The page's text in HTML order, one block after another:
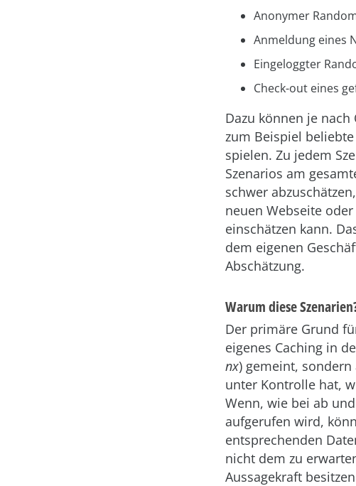
Anonymer
Anmeldung eines
Eingeloggter
Check-out eines
Dazu können je
zum Beispiel
spielen. Zu jedem
Szenarios am
schwer
neuen Webseite
einschätzen kann.
dem eigenen
Abschätzung.
Warum diese
Der primäre Grund
eigenes Caching in
nx) gemeint,
unter Kontrolle hat,
Wenn, wie bei ab
aufgerufen wird,
entsprechenden
nicht dem zu
Aussagekraft